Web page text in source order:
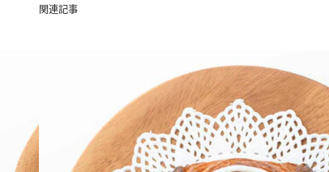
関連記事